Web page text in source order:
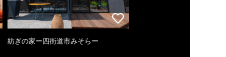
紡ぎの家ー四街道市みそらー